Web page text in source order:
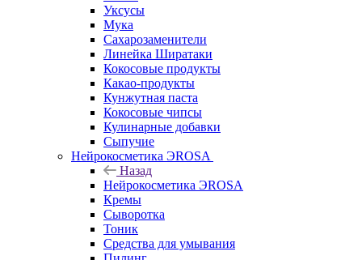
Уксусы
Мука
Сахарозаменители
Линейка Ширатаки
Кокосовые продукты
Какао-продукты
Кунжутная паста
Кокосовые чипсы
Кулинарные добавки
Сыпучие
Нейрокосметика ЭROSA
Назад
Нейрокосметика ЭROSA
Кремы
Сыворотка
Тоник
Средства для умывания